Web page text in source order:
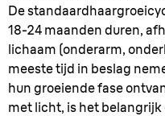
De
18-24 maanden duren,
lichaam (onderarm,
meeste tijd in beslag
hun groeiende fase
met licht, is het